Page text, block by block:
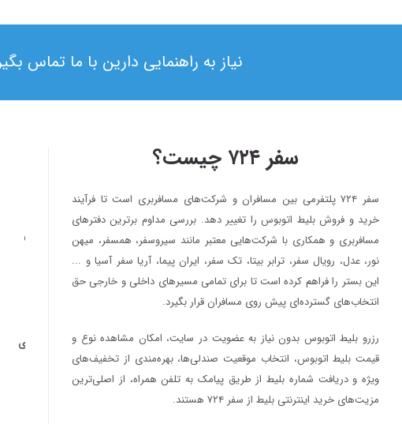
نیاز به راهنمایی دارین با ما تماس
سفر ۷۲۴ چیست؟
سفر ۷۲۴ پلتفرمی بین مسافران و شرکت‌های مسافربری است تا فرآیند
خرید و فروش بلیط اتوبوس را تغییر دهد. بررسی مداوم برترین دفترهای
مسافربری و همکاری با شرکت‌هایی معتبر مانند سیروسفر، همسفر، میهن‌
نور، عدل، رویال سفر، ترابر بیتا، تک سفر، ایران پیما، آریا سفر آسیا و ...
این بستر را فراهم کرده است تا برای تمامی مسیرهای داخلی و خارجی حق
انتخاب‌های گسترده‌ای پیش روی مسافران قرار بگیرد.
رزرو بلیط اتوبوس بدون نیاز به عضویت در سایت، امکان مشاهده نوع و
قیمت بلیط اتوبوس، انتخاب موقعیت صندلی‌ها، بهره‌مندی از تخفیف‌های
ویژه و دریافت شماره‌ بلیط از طریق پیامک به تلفن همراه، از اصلی‌ترین
مزیت‌های خرید اینترنتی بلیط از سفر ۷۲۴ هستند.
۱۴۰۳/۵/۱۷
بلیط اتوبوس مستقیم به نجف : راهی ساده برای شرکت در پیاده روی
اربعین ۱۴۰۳
وبلاگ
بلیط اتوبوس تهران به نجف : بهترین انتخاب برای شرکت در پیاده روی
اربعین ۱۴۰۳